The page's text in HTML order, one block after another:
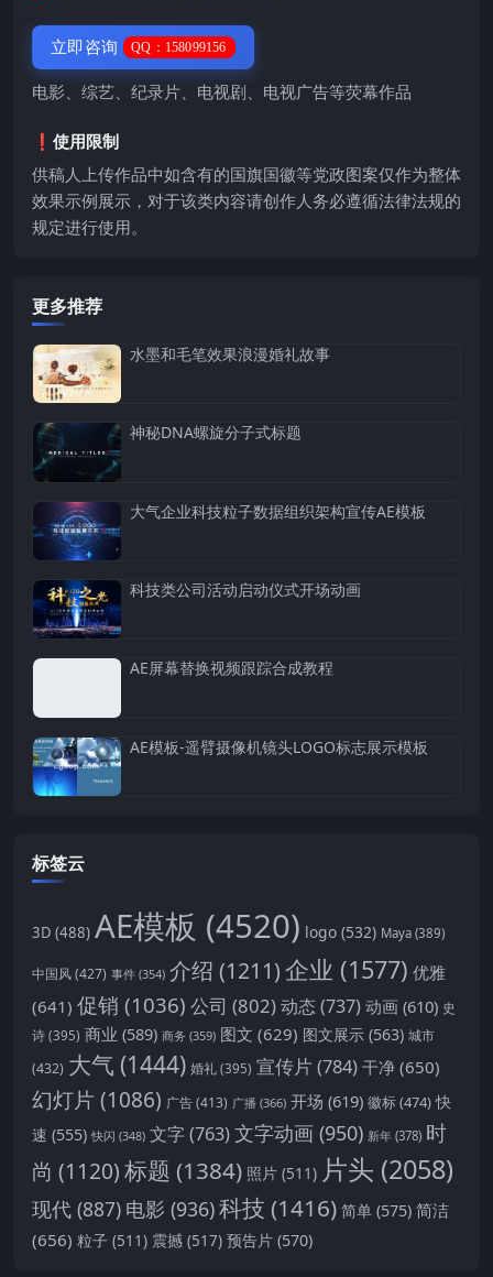
立即咨询 QQ：158099156
电影、综艺、纪录片、电视剧、电视广告等荧幕作品
❗️使用限制
供稿人上传作品中如含有的国旗国徽等党政图案仅作为整体
效果示例展示，对于该类内容请创作人务必遵循法律法规的
规定进行使用。
更多推荐
水墨和毛笔效果浪漫婚礼故事
神秘DNA螺旋分子式标题
大气企业科技粒子数据组织架构宣传AE模板
科技类公司活动启动仪式开场动画
AE屏幕替换视频跟踪合成教程
AE模板-遥臂摄像机镜头LOGO标志展示模板
标签云
3D (488) AE模板 (4520) logo (532) Maya (389)
中国风(427) 事件 (354) 介绍 (1211)企业 (1577) 优雅
(641) 促销 (1036) 公司 (802)动态 (737) 动画 (610) 史
诗 (395) 商业 (589) 商务 (359) 图文 (629) 图文展示 (563) 城市
(432) 大气 (1444) 婚礼 (395) 宣传片(784) 干净 (650)
幻灯片 (1086) 广告(413) 广播 (366) 开场 (619) 徽标(474) 快
速 (555) 快闪 (348) 文字(763)文字动画 (950) 新年 (378) 时
尚 (1120)标题 (1384) 照片 (511) 片头 (2058)
现代 (887) 电影 (936)科技 (1416) 简单 (575) 简洁
(656) 粒子 (511) 震撼 (517) 预告片 (570)